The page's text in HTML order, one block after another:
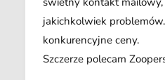
jakichkolwiek
konkurencyjne ceny.
Szczerze polecam